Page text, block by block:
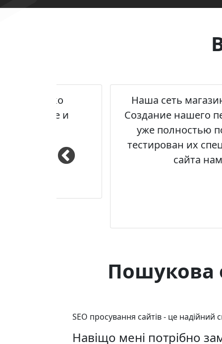
не только
так же и
Наша сеть
Создание нашего
уже полностью
тестирован их
сайта
Пошукова
SEO просування сайтів - це
Навіщо мені потрібно